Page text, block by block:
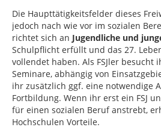
Die Haupttätigkeitsfelder dieses
jedoch nach wie vor im sozialen
richtet sich an Jugendliche und
Schulpflicht erfüllt und das 27.
vollendet haben. Als FSJler besucht
Seminare, abhängig von
ihr zusätzlich ggf. eine notwendige
Fortbildung. Wenn ihr erst ein FSJ
für einen sozialen Beruf anstrebt,
Hochschulen Vorteile.